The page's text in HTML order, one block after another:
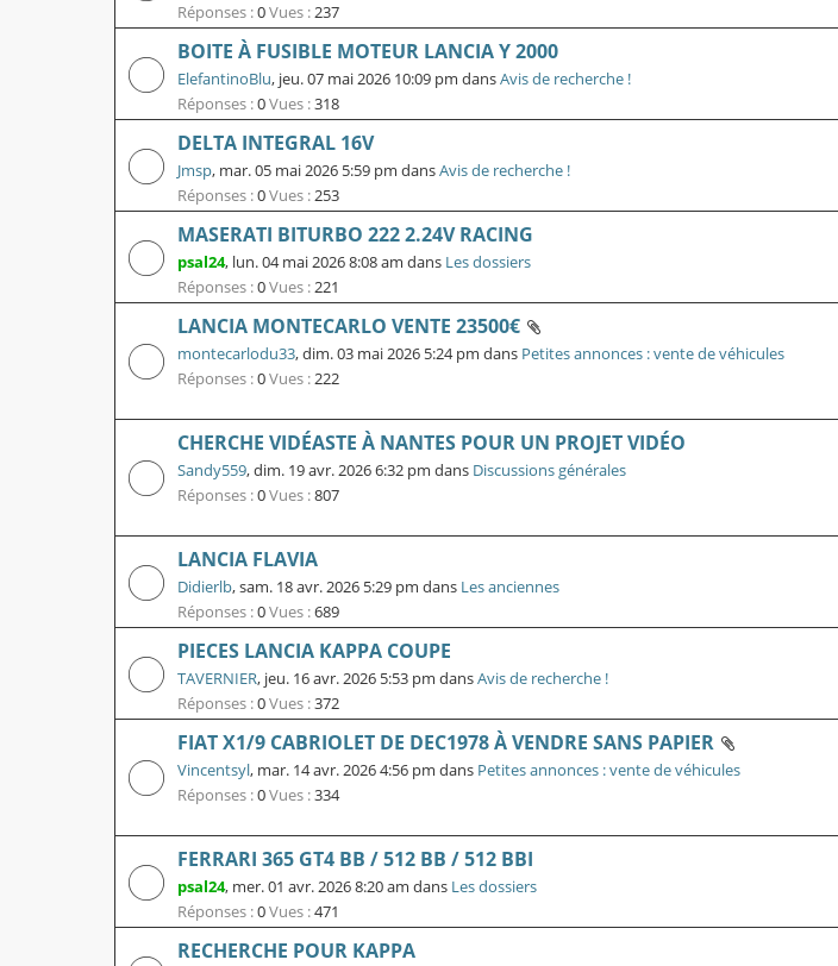
Réponses :0Vues :237
BOITE À FUSIBLE MOTEUR LANCIA Y 2000
ElefantinoBlu, jeu. 07 mai 2026 10:09 pm dansAvis de recherche !
Réponses :0Vues :318
DELTA INTEGRAL 16V
Jmsp, mar. 05 mai 2026 5:59 pm dansAvis de recherche !
Réponses :0Vues :253
MASERATI BITURBO 222 2.24V RACING
psal24, lun. 04 mai 2026 8:08 am dans Les dossiers
Réponses :0Vues :221
LANCIA MONTECARLO VENTE 23500€
montecarlodu33,dim. 03 mai 2026 5:24 pm dans Petites annonces : vente de véhicules
Réponses :0Vues :222
CHERCHE VIDÉASTE À NANTES POUR UN PROJET VIDÉO
Sandy559,dim. 19 avr. 2026 6:32 pm dans Discussions générales
Réponses :0Vues :807
LANCIA FLAVIA
Didierlb,sam. 18 avr. 2026 5:29 pm dans Les anciennes
Réponses :0Vues :689
PIECES LANCIA KAPPA COUPE
TAVERNIER, jeu. 16 avr. 2026 5:53 pm dansAvis de recherche !
Réponses :0Vues :372
FIAT X1/9 CABRIOLET DE DEC1978 À VENDRE SANS PAPIER
Vincentsyl, mar. 14 avr. 2026 4:56 pm dans Petites annonces : vente de véhicules
Réponses :0Vues :334
FERRARI 365 GT4 BB / 512 BB / 512 BBI
psal24, mer. 01 avr. 2026 8:20 am dans Les dossiers
Réponses :0Vues :471
RECHERCHE POUR KAPPA